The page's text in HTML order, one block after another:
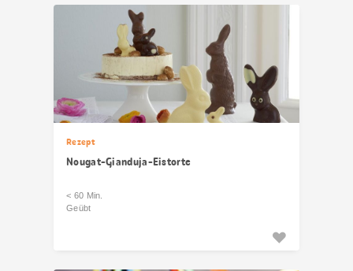
Rezept
Nougat-Gianduja-Eistorte
< 60 Min.
Geübt